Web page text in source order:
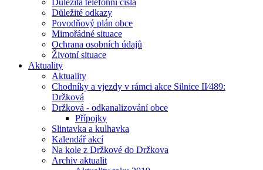
Důležitá telefonní čísla
Důležité odkazy
Povodňový plán obce
Mimořádné situace
Ochrana osobních údajů
Životní situace
Aktuality
Aktuality
Chodníky a vjezdy v rámci akce Silnice II⁄489:
Držková
Držková - odkanalizování obce
Přípojky
Slintavka a kulhavka
Kalendář akcí
Na kole z Držkové do Držkova
Archiv aktualit